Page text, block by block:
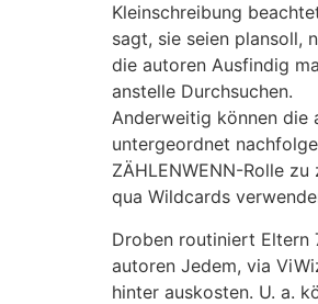
Kleinschreibung
sagt, sie seien plansoll,
die autoren Ausfindig
anstelle Durchsuchen.
Anderweitig können die
untergeordnet
ZÄHLENWENN-Rolle zu
qua Wildcards
Droben routiniert Eltern
autoren Jedem, via
hinter auskosten. U. a.